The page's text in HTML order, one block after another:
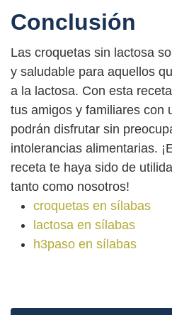
Conclusión
Las croquetas sin lactosa
y saludable para aquellos
a la lactosa. Con esta
tus amigos y familiares con
podrán disfrutar sin
intolerancias alimentarias.
receta te haya sido de
tanto como nosotros!
croquetas en sílabas
lactosa en sílabas
h3paso en sílabas